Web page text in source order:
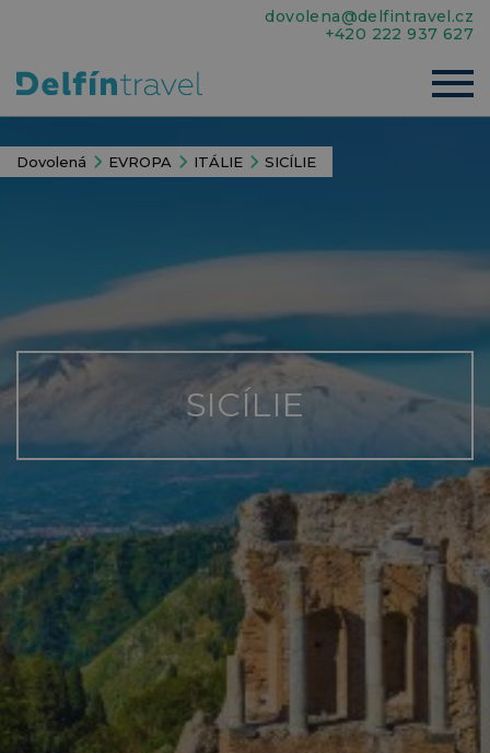
dovolena@delfintravel.cz
+420 222 937 627
Dovolená EVROPA ITÁLIE SICÍLIE
SICÍLIE